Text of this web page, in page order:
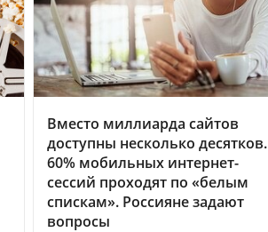
Вместо миллиарда сайтов
доступны несколько десятков.
60% мобильных интернет-
сессий проходят по «белым
спискам». Россияне задают
вопросы